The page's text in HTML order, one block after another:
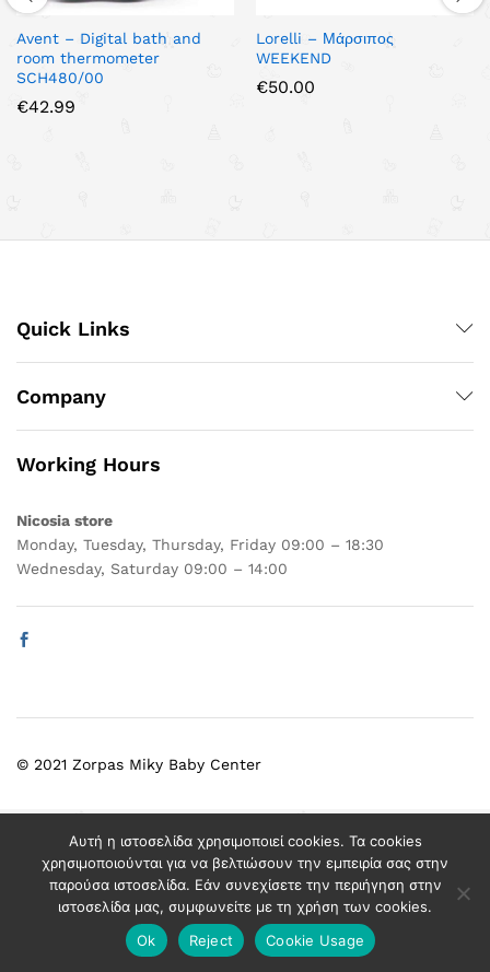
Add to cart Buy Now
Avent – Digital bath and
room thermometer
SCH480/00
€42.99
Lorelli – Μάρσιπος
WEEKEND
€50.00
Quick Links
Company
Working Hours
Nicosia store
Monday, Tuesday, Thursday, Friday 09:00 – 18:30
Wednesday, Saturday 09:00 – 14:00
© 2021 Zorpas Miky Baby Center
to compare
View comparison
Αυτή η ιστοσελίδα χρησιμοποιεί cookies. Τα cookies
χρησιμοποιούνται για να βελτιώσουν την εμπειρία σας στην
παρούσα ιστοσελίδα. Εάν συνεχίσετε την περιήγηση στην
ιστοσελίδα μας, συμφωνείτε με τη χρήση των cookies.
Ok
Reject Cookie Usage